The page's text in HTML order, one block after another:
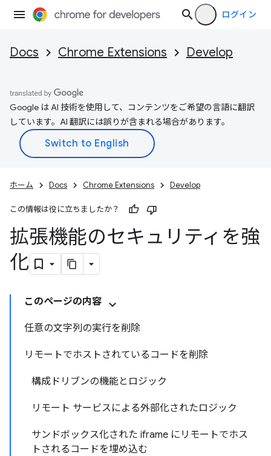
ログイン
Docs Chrome Extensions Develop
Google は AI 技術を使用して、コンテンツをご希望の言語に翻訳
しています。AI 翻訳には誤りが含まれる場合があります。
ホーム Docs Chrome Extensions Develop
この情報は役に立ちましたか？
拡張機能のセキュリティを強
化
このページの内容
任意の文字列の実行を削除
リモートでホストされているコードを削除
構成ドリブンの機能とロジック
リモート サービスによる外部化されたロジック
サンドボックス化された iframe にリモートでホス
トされるコードを埋め込む